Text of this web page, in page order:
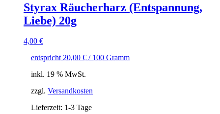
Styrax Räucherharz (Entspannung,
Liebe) 20g
4,00 €
entspricht20,00 € / 100 Gramm
inkl. 19 % MwSt.
zzgl. Versandkosten
Lieferzeit: 1-3 Tage